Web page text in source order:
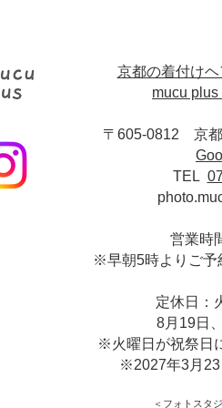
京都の着付け
mucu
〒605-0812 京都
TEL
営業時
​※早朝5時よりご予
定休日：
8月19日
※火曜日が祝祭日
※2027年3月
＜​フォトスタ